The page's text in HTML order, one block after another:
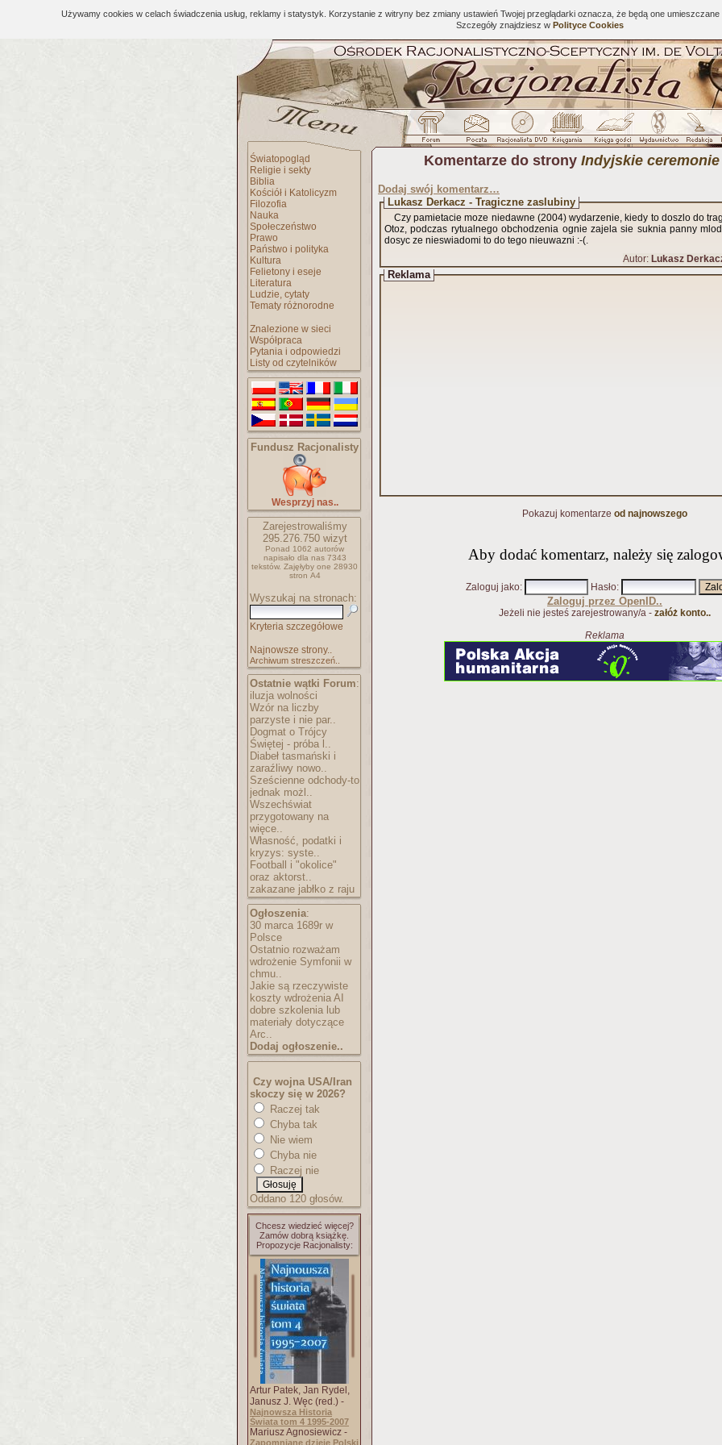
Używamy cookies w celach świadczenia usług, reklamy i statystyk. Korzystanie z witryny bez zmiany ustawień Twojej przeglądarki oznacza, że będą one
Szczegóły znajdziesz w Polityce Cookies
Światopogląd
Religie i sekty
Biblia
Kościół i Katolicyzm
Filozofia
Nauka
Społeczeństwo
Prawo
Państwo i polityka
Kultura
Felietony i eseje
Literatura
Ludzie, cytaty
Tematy różnorodne
Znalezione w sieci
Współpraca
Pytania i odpowiedzi
Listy od czytelników
Fundusz Racjonalisty
Wesprzyj nas..
Zarejestrowaliśmy
295.276.750wizyt
Ponad 1062 autorów
napisało dla nas 7343
tekstów. Zajęłyby one 28930
stron A4
Wyszukaj na stronach:
Kryteria szczegółowe
Najnowsze strony..
Archiwum streszczeń..
Ostatnie wątki Forum:
iluzja wolności
Wzór na liczby
parzyste i nie par..
Dogmat o Trójcy
Świętej - próba l..
Diabeł tasmański i
zaraźliwy nowo..
Sześcienne odchody-to
jednak możl..
Wszechświat
przygotowany na
więce..
Własność, podatki i
kryzys: syste..
Football i "okolice"
oraz aktorst..
zakazane jabłko z raju
Ogłoszenia:
30 marca 1689r w
Polsce
Ostatnio rozważam
wdrożenie Symfonii w
chmu..
Jakie są rzeczywiste
koszty wdrożenia AI
dobre szkolenia lub
materiały dotyczące
Arc..
Dodaj ogłoszenie..
Czy wojna USA/Iran
skoczy się w 2026?
Raczej tak
Chyba tak
Nie wiem
Chyba nie
Raczej nie
Oddano 120 głosów.
Chcesz wiedzieć więcej?
Zamów dobrą książkę.
Propozycje Racjonalisty:
Artur Patek, Jan Rydel,
Janusz J. Węc (red.) -
Najnowsza Historia
Świata tom 4 1995-2007
Mariusz Agnosiewicz -
Zapomniane dzieje Polski
Komentarze do strony Indyjskie
Dodaj swój komentarz…
Lukasz Derkacz - Tragiczne zaslubiny
Czy pamietacie moze niedawne (2004) wydarzenie, kiedy to doszlo do
Otoz, podczas rytualnego obchodzenia ognie zajela sie suknia panny
dosyc ze nieswiadomi to do tego nieuwazni :-(.
Autor: Lukasz
Reklama
Pokazuj komentarze od najnowszego
Aby dodać komentarz, należy się
Zaloguj jako: Hasło:
Zaloguj przez OpenID..
Jeżeli nie jesteś zarejestrowany/a - załóż konto..
Reklama